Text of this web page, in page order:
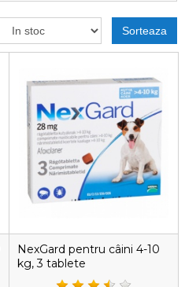
Sorteaza
NexGard pentru câini 4-10
kg, 3 tablete